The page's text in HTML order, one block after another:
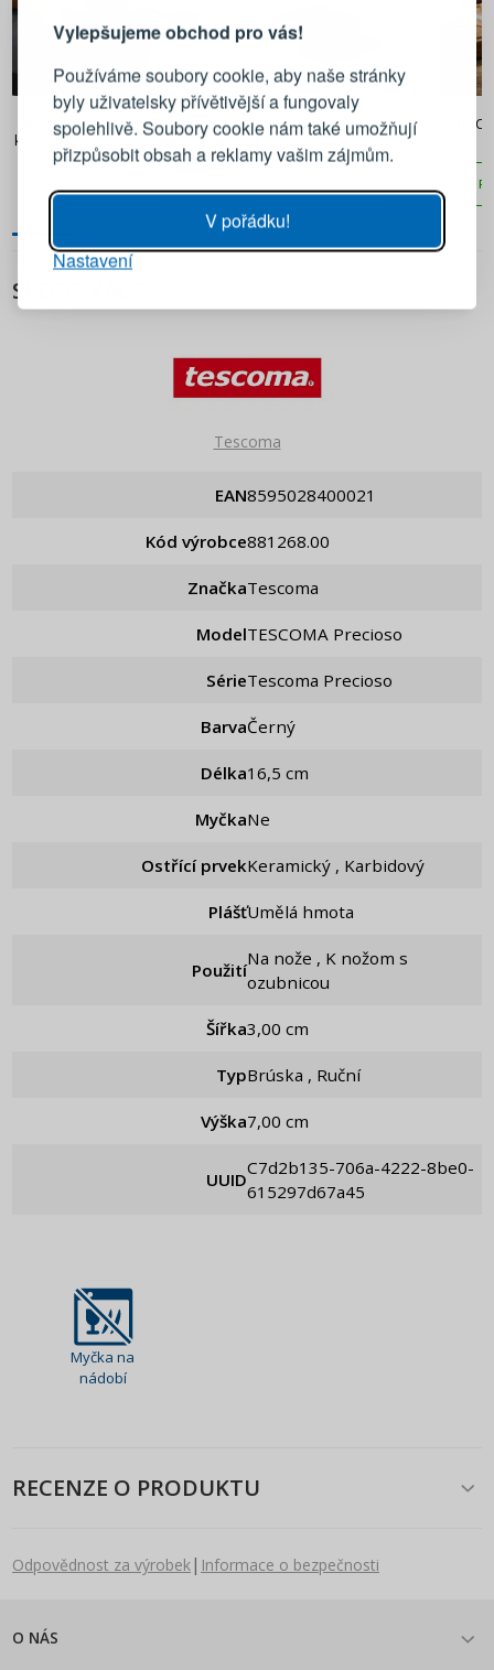
Vylepšujeme obchod pro vás!
Používáme soubory cookie, aby naše stránky
byly uživatelsky přívětivější a fungovaly
spolehlivě. Soubory cookie nám také umožňují
přizpůsobit obsah a reklamy vašim zájmům.
V pořádku!
Nastavení
490 Kč
Brousek na nože s ostřím z
karbidu wolframu ANYSHARP
Classic Evo Black
361 Kč
MASTERCLASS – brousek na
nože s čepelí z wolframové
oceli
SPECIFIKACE
Tescoma
EAN 8595028400021
Kód výrobce 881268.00
Značka Tescoma
Model TESCOMA Precioso
Série Tescoma Precioso
Barva Černý
Délka 16,5 cm
Myčka Ne
Ostřící prvek Keramický , Karbidový
Plášť Umělá hmota
Použití
Na nože , K nožom s
ozubnicou
Šířka 3,00 cm
Typ Brúska , Ruční
Výška 7,00 cm
UUID
c7d2b135-706a-4222-8be0-
615297d67a45
Myčka na
nádobí
RECENZE O PRODUKTU
Odpovědnost za výrobek| Informace o bezpečnosti
O NÁS
Přihlaste se ke svému účtu
Emailová adresa
PŘIHLÁSIT SE